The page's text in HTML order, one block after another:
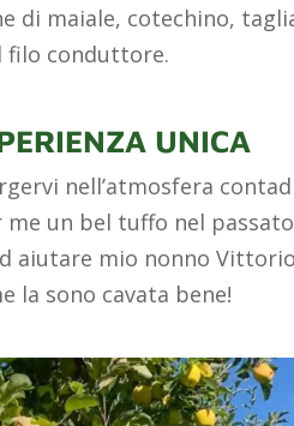
di maiale, cotechino,
filo conduttore.
UNICA
nell’atmosfera
un bel tuffo nel
aiutare mio nonno
la sono cavata bene!